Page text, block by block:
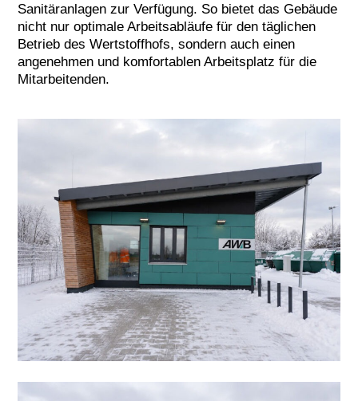
Sanitäranlagen zur Verfügung. So bietet das Gebäude
nicht nur optimale Arbeitsabläufe für den täglichen
Betrieb des Wertstoffhofs, sondern auch einen
angenehmen und komfortablen Arbeitsplatz für die
Mitarbeitenden.